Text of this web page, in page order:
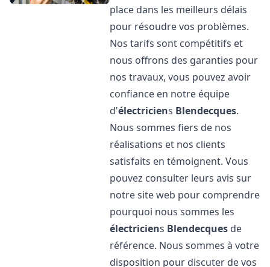
place dans les meilleurs délais
pour résoudre vos problèmes.
Nos tarifs sont compétitifs et
nous offrons des garanties pour
nos travaux, vous pouvez avoir
confiance en notre équipe
d'électriciens Blendecques.
Nous sommes fiers de nos
réalisations et nos clients
satisfaits en témoignent. Vous
pouvez consulter leurs avis sur
notre site web pour comprendre
pourquoi nous sommes les
électriciens Blendecques de
référence. Nous sommes à votre
disposition pour discuter de vos